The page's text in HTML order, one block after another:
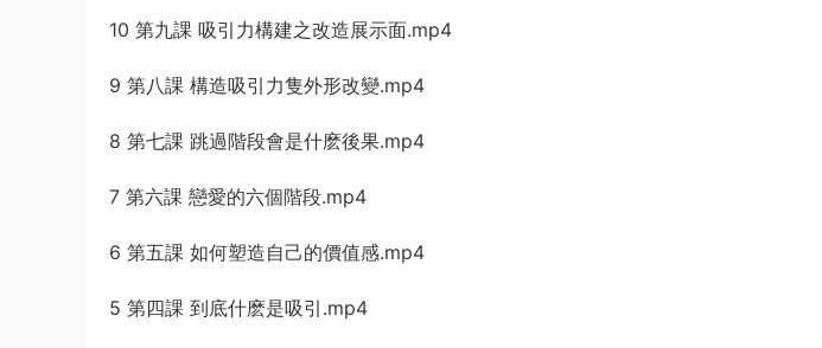
10 第九課 吸引力構建之改造展示面.mp4
9 第八課 構造吸引力隻外形改變.mp4
8 第七課 跳過階段會是什麽後果.mp4
7 第六課 戀愛的六個階段.mp4
6 第五課 如何塑造自己的價值感.mp4
5 第四課 到底什麽是吸引.mp4